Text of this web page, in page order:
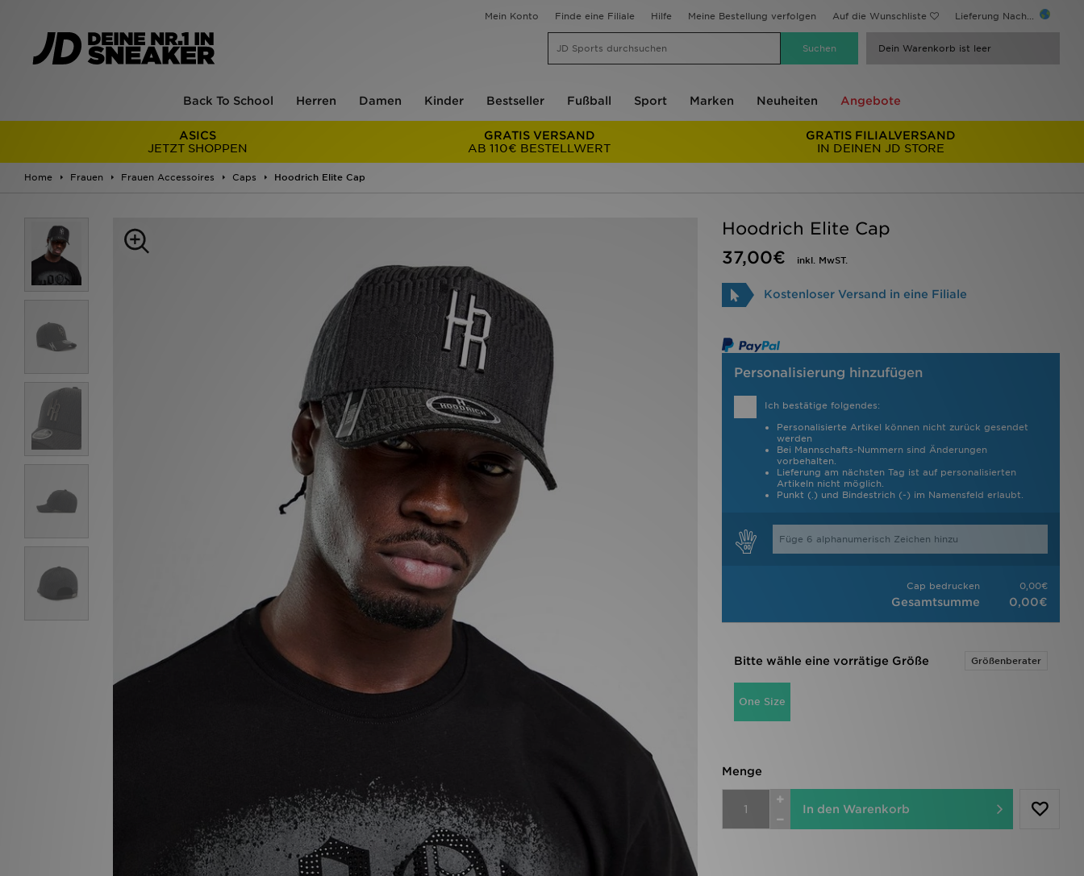
Mein Konto Finde eine Filiale Hilfe Meine Bestellung verfolgen Auf die Wunschliste Lieferung Nach...
Dein Warenkorb ist leer
Back To School Herren Damen Kinder Bestseller Fußball Sport Marken Neuheiten Angebote
ASICS
JETZT SHOPPEN
GRATIS VERSAND
AB 110€ BESTELLWERT
GRATIS FILIALVERSAND
IN DEINEN JD STORE
Home Frauen Frauen Accessoires Caps Hoodrich Elite Cap
Hoodrich Elite Cap
37,00€
inkl. MwST.
Kostenloser Versand in eine Filiale
Personalisierung hinzufügen
Ich bestätige folgendes:
Personalisierte Artikel können nicht zurück gesendet
werden
Bei Mannschafts-Nummern sind Änderungen
vorbehalten.
Lieferung am nächsten Tag ist auf personalisierten
Artikeln nicht möglich.
Punkt (.) und Bindestrich (-) im Namensfeld erlaubt.
Cap bedrucken 0,00€
Gesamtsumme 0,00€
Bitte wähle eine vorrätige Größe Größenberater
One Size
Menge
In den Warenkorb